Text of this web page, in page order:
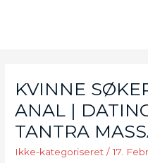
KVINNE
ANAL |
TANTRA
Ikke-kategoriseret /17.